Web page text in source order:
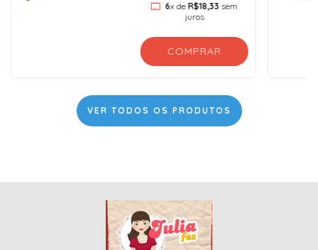
6x de R$18,33 sem
juros
COMPRAR
VER TODOS OS PRODUTOS